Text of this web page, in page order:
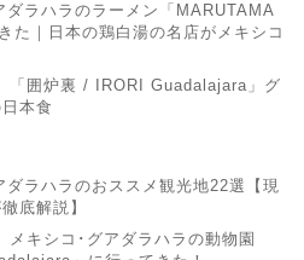
ダラハラのラーメン「MARUTAMA
た｜日本の鶏白湯の名店がメキシコ
「囲炉裏 / IRORI Guadalajara」グ
本食
ダラハラのおススメ観光地22選【現
底解説】
メキシコ･グアダラハラの動物園